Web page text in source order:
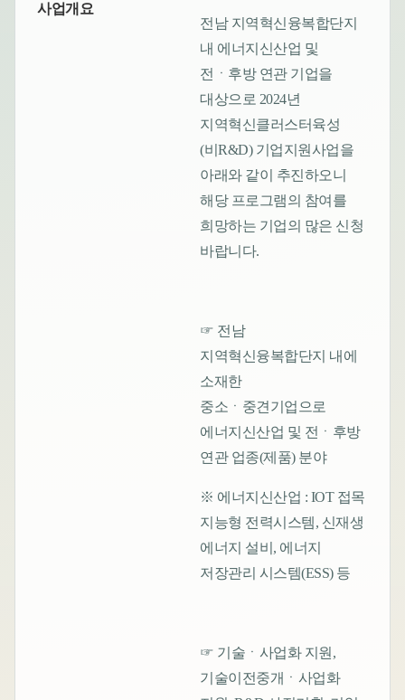
사업개요
전남 지역혁신융복합단지
내 에너지신산업 및
전ㆍ후방 연관 기업을
대상으로 2024년
지역혁신클러스터육성
(비R&D) 기업지원사업을
아래와 같이 추진하오니
해당 프로그램의 참여를
희망하는 기업의 많은 신청
바랍니다.
☞ 전남
지역혁신융복합단지 내에
소재한
중소ㆍ중견기업으로
에너지신산업 및 전ㆍ후방
연관 업종(제품) 분야
※ 에너지신산업 : IOT 접목
지능형 전력시스템, 신재생
에너지 설비, 에너지
저장관리 시스템(ESS) 등
☞ 기술ㆍ사업화 지원,
기술이전중개ㆍ사업화